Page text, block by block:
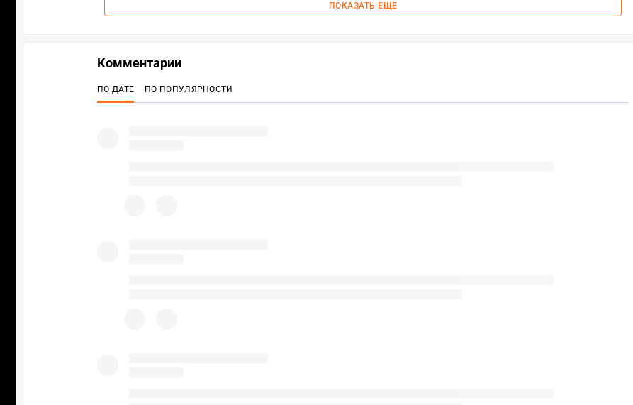
ПОКАЗАТЬ ЕЩЕ
Комментарии
ПО ДАТЕ ПО ПОПУЛЯРНОСТИ